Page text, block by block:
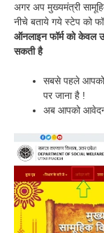
अगर अप मुख्यमंत्री
नीचे बताये गये स्टेप को
ऑनलाइन फॉर्म को केवल
सकती है
सबसे पहले
पर जाना है !
अब आपको